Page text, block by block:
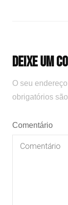
Deixe um
O seu
obrigatórios
Comentário